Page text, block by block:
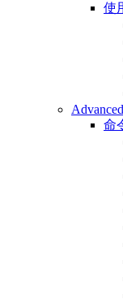
使
命